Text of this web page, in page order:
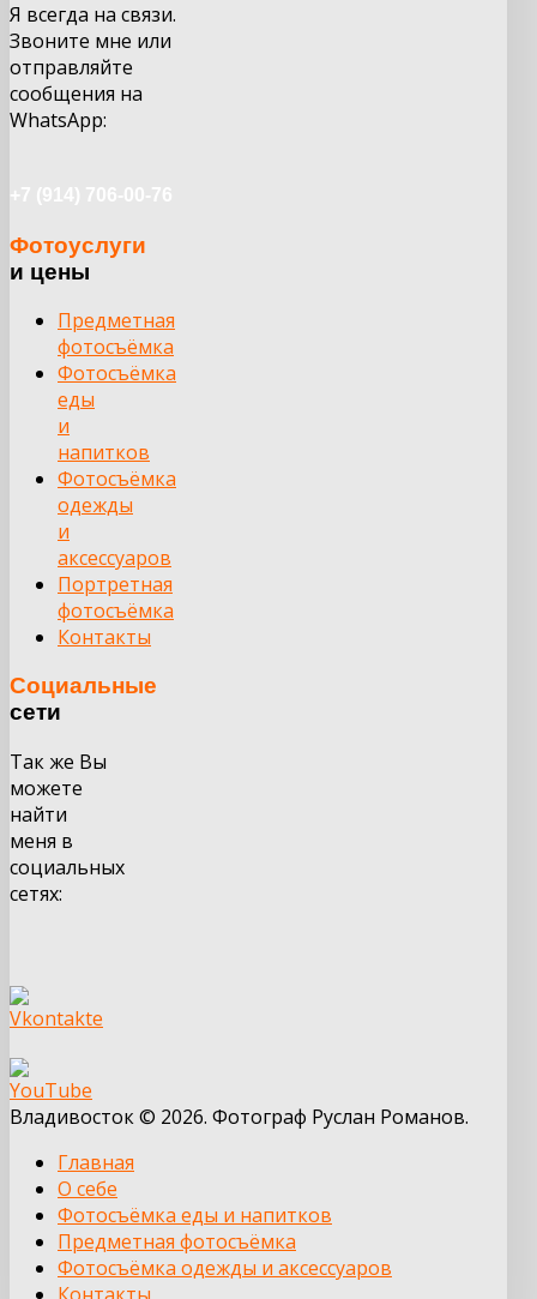
Я всегда на связи.
Звоните мне или
отправляйте
сообщения на
WhatsApp:
Фотоуслуги
и цены
Предметная
фотосъёмка
Фотосъёмка
еды
и
напитков
Фотосъёмка
одежды
и
аксессуаров
Портретная
фотосъёмка
Контакты
Социальные
сети
Так же Вы
можете
найти
меня в
социальных
сетях:
Владивосток © 2026. Фотограф Руслан Романов.
Главная
О себе
Фотосъёмка еды и напитков
Предметная фотосъёмка
Фотосъёмка одежды и аксессуаров